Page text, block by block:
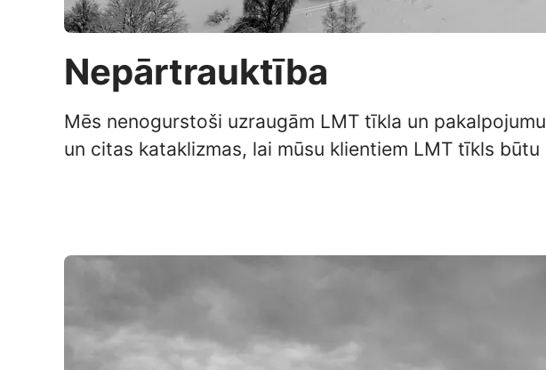
Nepārtrauktība
Mēs nenogurstoši uzraugām LMT tīkla un
un citas kataklizmas, lai mūsu klientiem LMT tīkls